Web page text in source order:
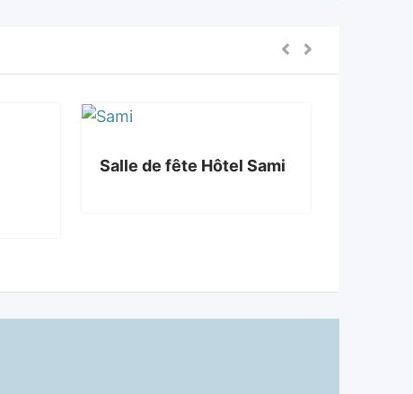
Salle de fête Hôtel Sami